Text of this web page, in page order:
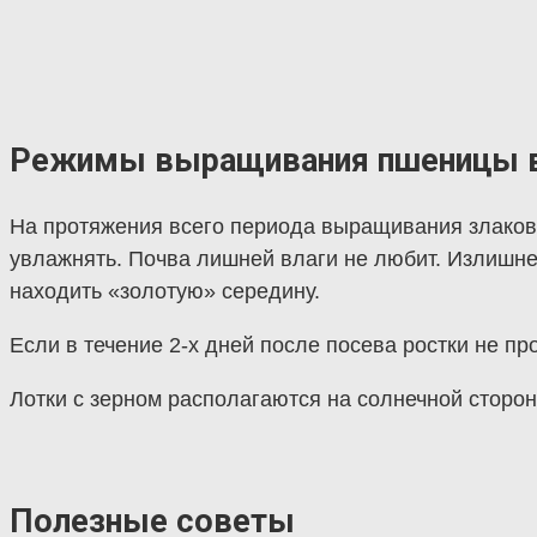
Режимы выращивания пшеницы
На протяжения всего периода выращивания
увлажнять. Почва лишней влаги не любит.
находить «золотую» середину.
Если в течение 2-х дней после посева ростки не
Лотки с зерном располагаются на солнечной
Полезные советы